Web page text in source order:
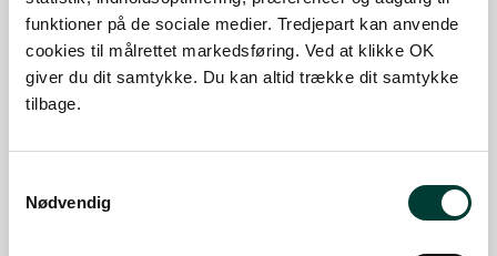
funktioner på de sociale medier. Tredjepart kan anvende
cookies til målrettet markedsføring. Ved at klikke OK
giver du dit samtykke. Du kan altid trække dit samtykke
tilbage.
Nødvendig
Parkering
Med offentlig transport
Der er ingen parkeringspladser i umiddelbar nærhed